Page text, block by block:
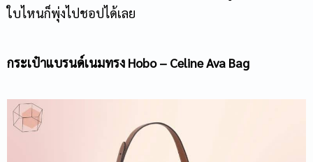
ใบไหนก็พุ่งไปชอปได้เลย
กระเป๋าแบรนด์เนมทรง Hobo – Celine Ava Bag